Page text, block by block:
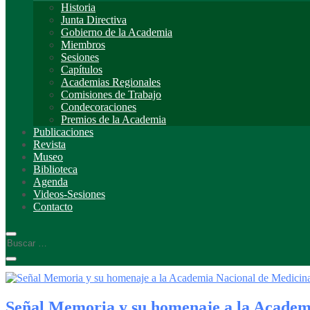
Historia
Junta Directiva
Gobierno de la Academia
Miembros
Sesiones
Capítulos
Academias Regionales
Comisiones de Trabajo
Condecoraciones
Premios de la Academia
Publicaciones
Revista
Museo
Biblioteca
Agenda
Videos-Sesiones
Contacto